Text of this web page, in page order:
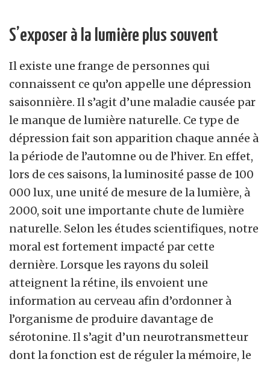
S’exposer à la lumière plus souvent
Il existe une frange de personnes qui
connaissent ce qu’on appelle une dépression
saisonnière. Il s’agit d’une maladie causée par
le manque de lumière naturelle. Ce type de
dépression fait son apparition chaque année à
la période de l’automne ou de l’hiver. En effet,
lors de ces saisons, la luminosité passe de 100
000 lux, une unité de mesure de la lumière, à
2000, soit une importante chute de lumière
naturelle. Selon les études scientifiques, notre
moral est fortement impacté par cette
dernière. Lorsque les rayons du soleil
atteignent la rétine, ils envoient une
information au cerveau afin d’ordonner à
l’organisme de produire davantage de
sérotonine. Il s’agit d’un neurotransmetteur
dont la fonction est de réguler la mémoire, le